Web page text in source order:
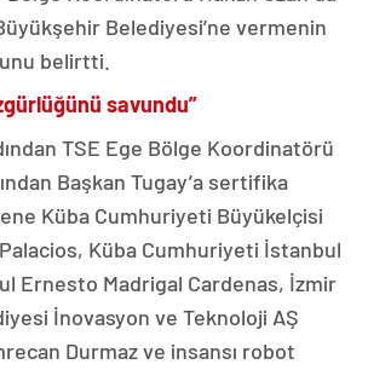
Belediyesi’ne vermenin
belirtti.
savundu”
TSE Ege Bölge Koordinatörü
Başkan Tugay’a sertifika
Küba Cumhuriyeti Büyükelçisi
Küba Cumhuriyeti İstanbul
Ernesto Madrigal Cardenas, İzmir
İnovasyon ve Teknoloji AŞ
Durmaz ve insansı robot